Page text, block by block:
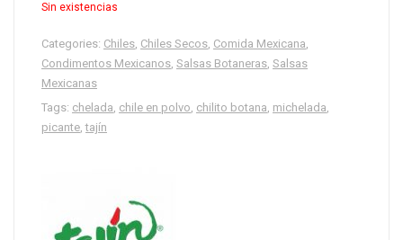
Sin existencias
Categories: Chiles, Chiles Secos, Comida Mexicana,
Condimentos Mexicanos, Salsas Botaneras, Salsas
Mexicanas
Tags: chelada, chile en polvo, chilito botana, michelada,
picante,tajín